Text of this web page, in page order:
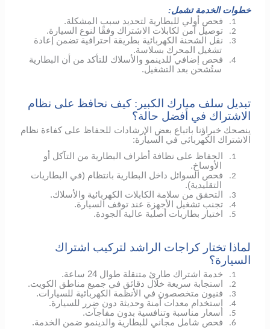
خطوات الخدمة تشمل:
1. فحص أولي للبطارية لتحديد سبب المشكلة.
2. توصيل آمن لكابلات الاشتراك وفقًا لنوع السيارة.
3.
نقل الشحنة الكهربائية بطريقة احترافية تضمن إعادة
تشغيل المحرك بسلاسة.
4. فحص إضافي للدينمو والأسلاك للتأكد من أن البطارية
ستُشحن بعد التشغيل.
تبديل سلف مبارك الكبير: كيف نحافظ على نظام
الاشتراك في أفضل حالة؟
ينصحك خبراؤنا باتباع بعض الإرشادات للحفاظ على كفاءة نظام
الاشتراك الكهربائي في السيارة:
1.
الحفاظ على نظافة أطراف البطارية من التآكل أو
الأوساخ.
2.
فحص السوائل داخل البطارية بانتظام (في البطاريات
التقليدية).
3. التحقق من سلامة الكابلات الكهربائية والأسلاك.
4. تجنب تشغيل الأجهزة عند توقف السيارة.
5. اختيار بطاريات أصلية عالية الجودة.
لماذا تختار كراجات الراشد لتركيب اشتراك
السيارة؟
1. خدمة اشتراك طارئ متنقلة طوال 24 ساعة.
2. استجابة سريعة خلال دقائق في جميع مناطق الكويت.
3. فنيون متخصصون في الأنظمة الكهربائية للسيارات.
4. استخدام معدات آمنة وحديثة دون ضرر للسيارة.
5. أسعار مناسبة وتنافسية بدون مفاجآت.
6. فحص شامل مجاني للبطارية والدينمو ضمن الخدمة.